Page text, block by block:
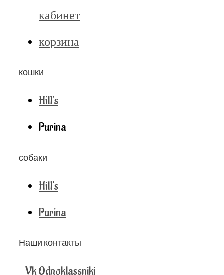
кабинет
корзина
кошки
Hill's
Purina
собаки
Hill's
Purina
Наши контакты
VkOdnoklassniki